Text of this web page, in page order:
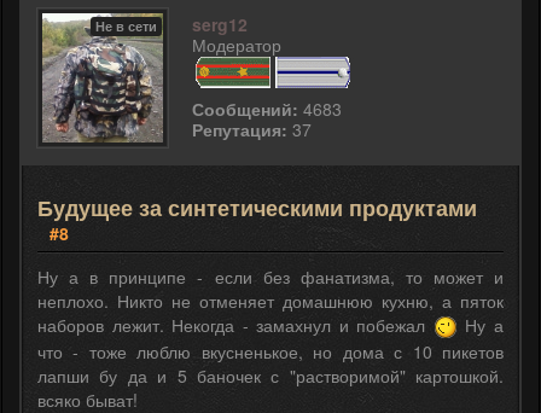
Не в сети
serg12
Модератор
Сообщений: 4683
Репутация: 37
Будущее за синтетическими продуктами
#8
Ну а в принципе - если без фанатизма, то может и
неплохо. Никто не отменяет домашнюю кухню, а пяток
наборов лежит. Некогда - замахнул и побежал
Ну а
что - тоже люблю вкусненькое, но дома с 10 пикетов
лапши бу да и 5 баночек с "растворимой" картошкой.
всяко быват!